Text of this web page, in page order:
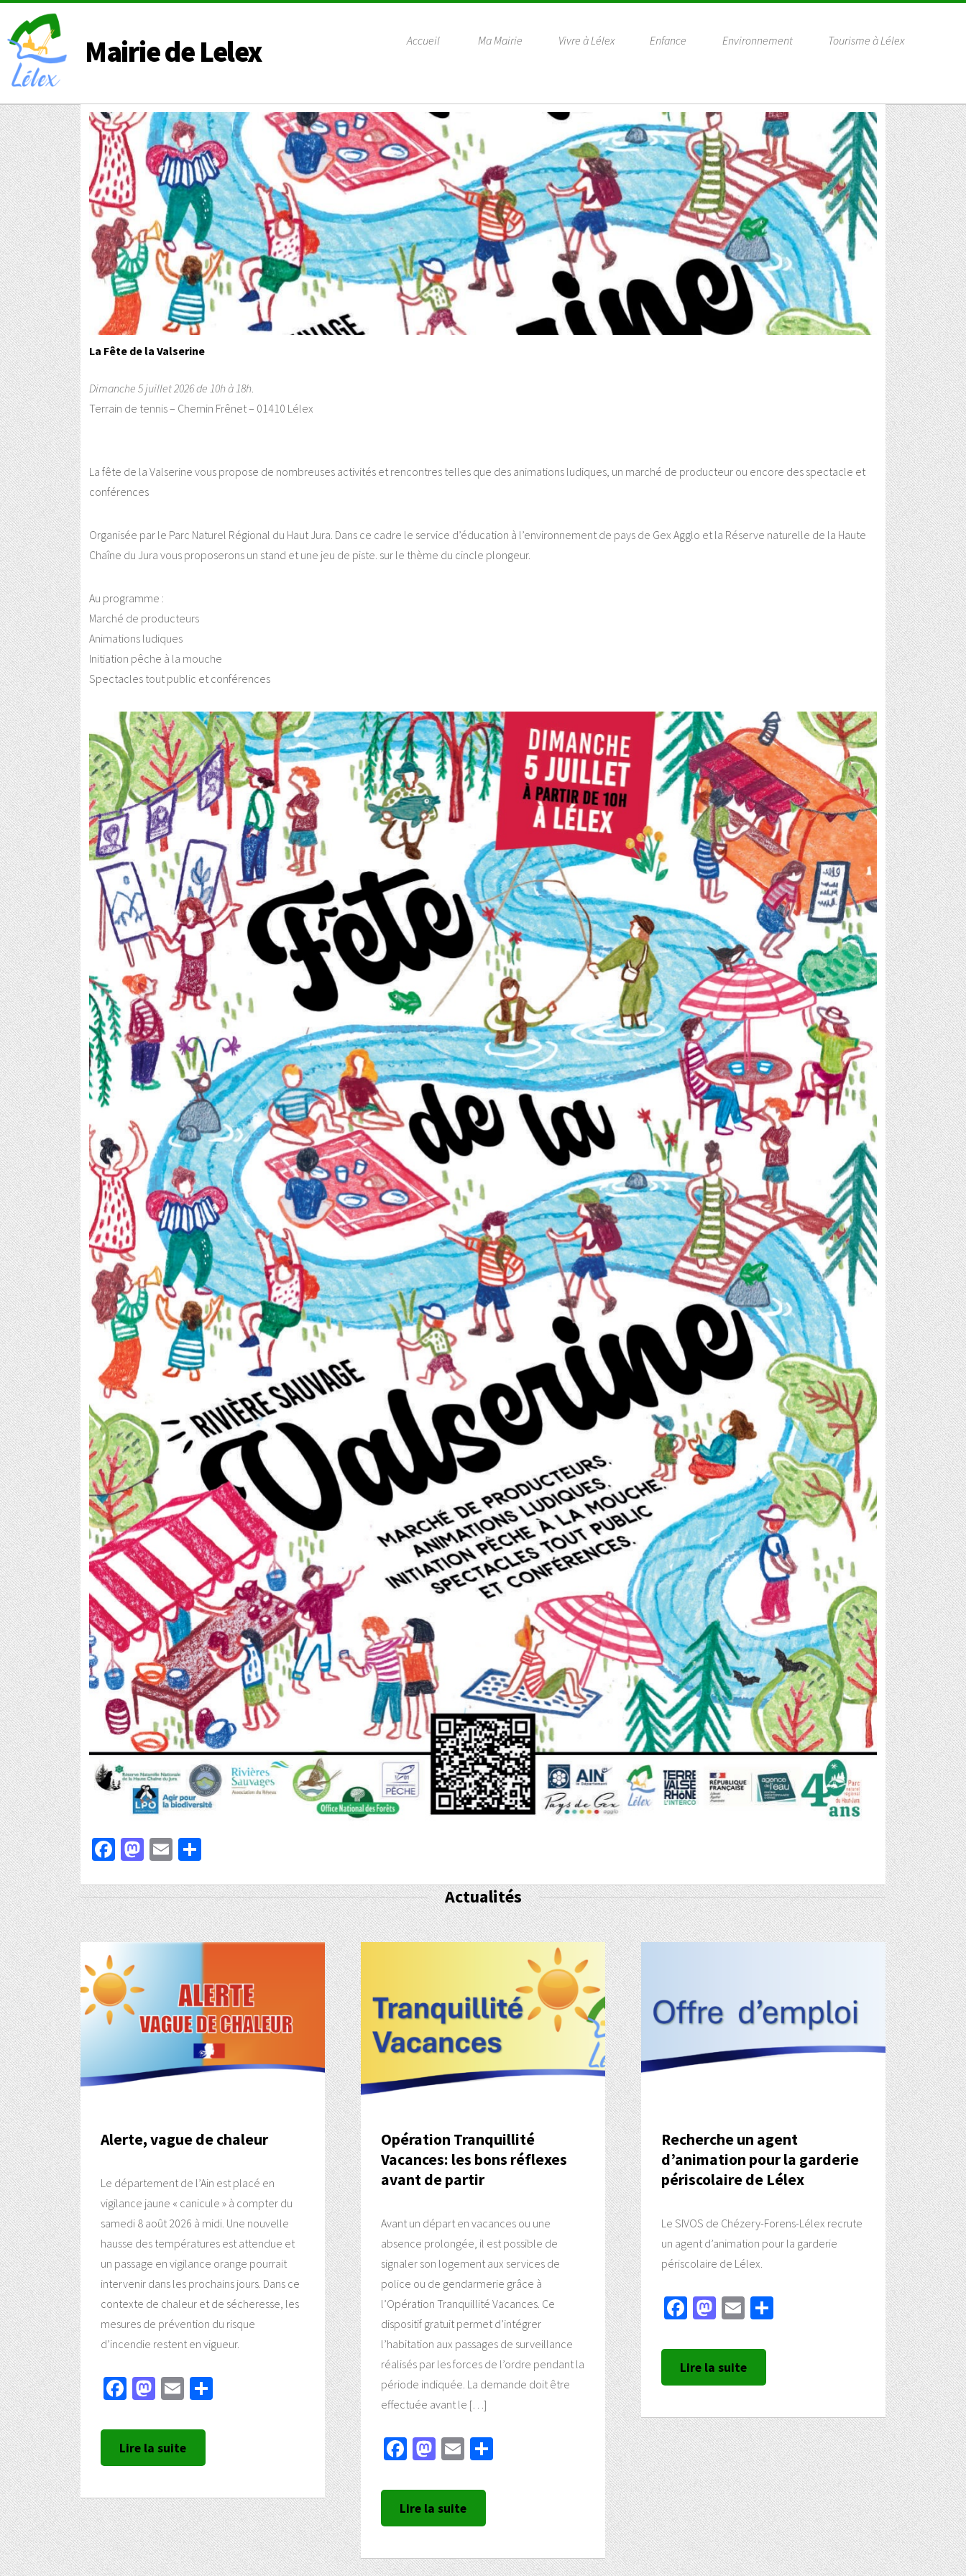
Mairie de Lelex Accueil Ma Mairie Vivre à Lélex Enfance Environnement Tourisme à Lélex
La Fête de la Valserine
Dimanche 5 juillet 2026 de 10h à 18h
Terrain de tennis – Chemin Frênet – 01410 Lélex
La fête de la Valserine vous propose de nombreuses activités et rencontres telles que des animations ludiques, un marché de producteur ou encore des spectacle et
conférences
Organisée par le Parc Naturel Régional du Haut Jura. Dans ce cadre le service d’éducation à l’environnement de pays de Gex Agglo et la Réserve naturelle de la Haute
Chaîne du Jura vous proposerons un stand et une jeu de piste. sur le thème du cincle plongeur.
Au programme :
Marché de producteurs
Animations ludiques
Initiation pêche à la mouche
Spectacles tout public et conférences
Facebook
Mastodon
Email
Actualités
Alerte, vague de chaleur
Le département de l’Ain est placé en
vigilance jaune « canicule » à compter du
samedi 8 août 2026 à midi. Une nouvelle
hausse des températures est attendue et
un passage en vigilance orange pourrait
intervenir dans les prochains jours. Dans ce
contexte de chaleur et de sécheresse, les
mesures de prévention du risque
d’incendie restent en vigueur.
Facebook
Mastodon
Email
Lire la suite
Opération Tranquillité
Vacances: les bons réflexes
avant de partir
Avant un départ en vacances ou une
absence prolongée, il est possible de
signaler son logement aux services de
police ou de gendarmerie grâce à
l’Opération Tranquillité Vacances. Ce
dispositif gratuit permet d’intégrer
l’habitation aux passages de surveillance
réalisés par les forces de l’ordre pendant la
période indiquée. La demande doit être
effectuée avant le […]
Facebook
Mastodon
EmailPartager
Lire la suite
Recherche un agent
d’animation pour la garderie
périscolaire de Lélex
Le SIVOS de Chézery-Forens-Lélex recrute
un agent d’animation pour la garderie
périscolaire de Lélex.
Facebook
Mastodon
EmailPartager
Lire la suite